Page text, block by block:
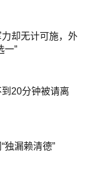
却无计可施，外
一”
20分钟被请离
独漏赖清德”